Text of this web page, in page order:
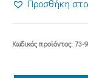
Προσθήκη
Κωδικός προϊόντος:73-